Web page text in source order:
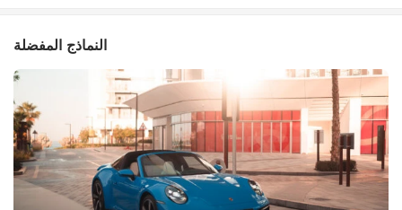
النماذج المفضلة